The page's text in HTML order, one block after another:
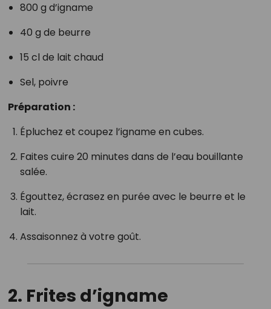
800 g d’igname
40 g de beurre
15 cl de lait chaud
Sel, poivre
Préparation :
Épluchez et coupez l’igname en cubes.
Faites cuire 20 minutes dans de l’eau bouillante
salée.
Égouttez, écrasez en purée avec le beurre et le
lait.
Assaisonnez à votre goût.
2. Frites d’igname